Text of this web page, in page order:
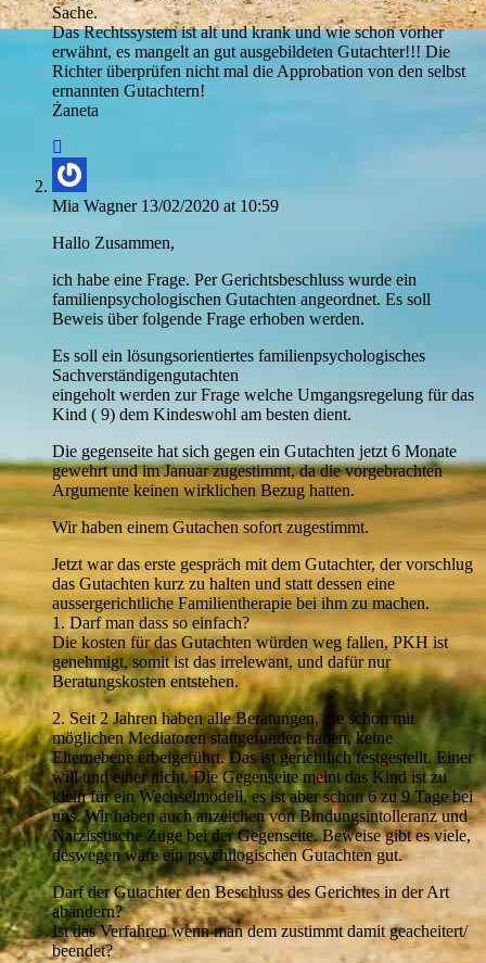
Sache.
Das Rechtssystem ist alt und krank und wie schon vorher
erwähnt, es mangelt an gut ausgebildeten Gutachter!!! Die
Richter überprüfen nicht mal die Approbation von den selbst
ernannten Gutachtern!
Żaneta
Mia Wagner 13/02/2020 at 10:59
Hallo Zusammen,
ich habe eine Frage. Per Gerichtsbeschluss wurde ein
familienpsychologischen Gutachten angeordnet. Es soll
Beweis über folgende Frage erhoben werden.
Es soll ein lösungsorientiertes familienpsychologisches
Sachverständigengutachten
eingeholt werden zur Frage welche Umgangsregelung für das
Kind ( 9) dem Kindeswohl am besten dient.
Die gegenseite hat sich gegen ein Gutachten jetzt 6 Monate
gewehrt und im Januar zugestimmt, da die vorgebrachten
Argumente keinen wirklichen Bezug hatten.
Wir haben einem Gutachen sofort zugestimmt.
Jetzt war das erste gespräch mit dem Gutachter, der vorschlug
das Gutachten kurz zu halten und statt dessen eine
aussergerichtliche Familientherapie bei ihm zu machen.
1. Darf man dass so einfach?
Die kosten für das Gutachten würden weg fallen, PKH ist
genehmigt, somit ist das irrelewant, und dafür nur
Beratungskosten entstehen.
2. Seit 2 Jahren haben alle Beratungen, die schon mit
möglichen Mediatoren stattgefunden haben, keine
Elternebene erbeigeführt. Das ist gerichtlich festgestellt. Einer
will und einer nicht. Die Gegenseite meint das Kind ist zu
klein für ein Wechselmodell, es ist aber schon 6 zu 9 Tage bei
uns. Wir haben auch anzeichen von Bindungsintolleranz und
Narzisstische Züge bei der Gegenseite. Beweise gibt es viele,
deswegen wäre ein psychilogischen Gutachten gut.
Darf der Gutachter den Beschluss des Gerichtes in der Art
abändern?
Ist das Verfahren wenn man dem zustimmt damit geacheitert/
beendet?